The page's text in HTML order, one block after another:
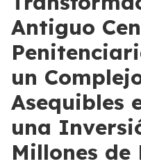
Antiguo
un
Asequibles
una
Millones de